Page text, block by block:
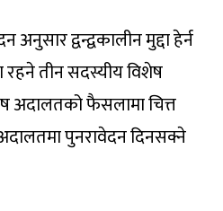
द्वन्द्वकालीन मुद्दा हेर्न
रहने तीन सदस्यीय विशेष
अदालतको फैसलामा चित्त
पुनरावेदन दिनसक्ने